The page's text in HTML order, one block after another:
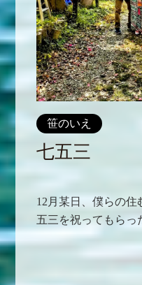
笹のいえ
七五三
12月某日、僕らの
五三を祝ってもらっ